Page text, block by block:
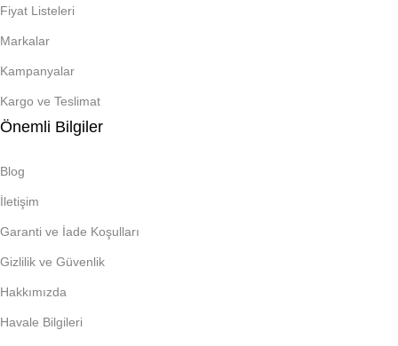
Fiyat Listeleri
Markalar
Kampanyalar
Kargo ve Teslimat
Önemli Bilgiler
Blog
İletişim
Garanti ve İade Koşulları
Gizlilik ve Güvenlik
Hakkımızda
Havale Bilgileri